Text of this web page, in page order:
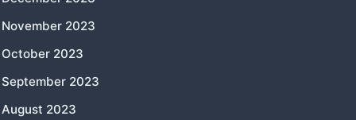
November 2023
October 2023
September 2023
August 2023